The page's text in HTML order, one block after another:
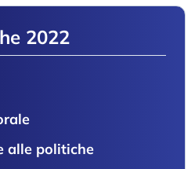
2022
alle politiche